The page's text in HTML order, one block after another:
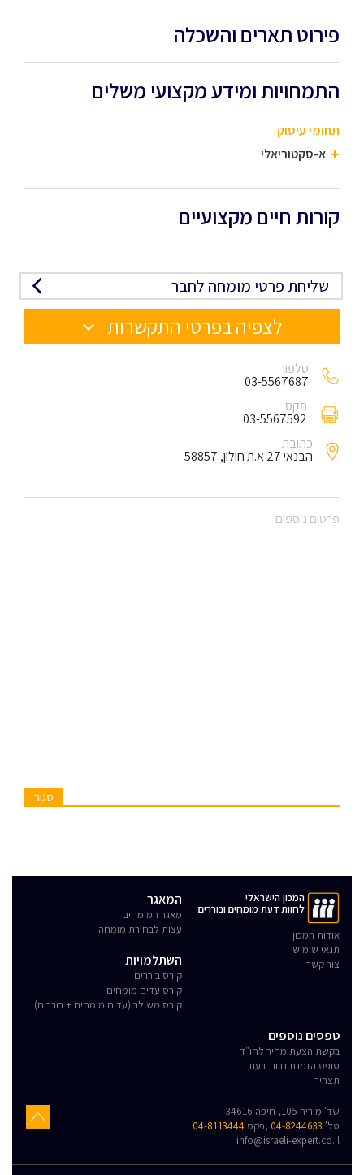
פירוט תארים והשכלה
התמחויות ומידע מקצועי משלים
תחומי עיסוק
א-סקטוריאלי
קורות חיים מקצועיים
שליחת פרטי מומחה לחבר
לצפיה בפרטי התקשרות
טלפון
03-5567687
פקס
03-5567592
כתובת
הבנאי 27 א.ת חולון, 58857
פרטים נוספים
סגור
המכון הישראלי
לחוות דעת מומחים ובוררים
אודות המכון
תנאי שימוש
צור קשר
המאגר
מאגר המומחים
עצות לבחירת מומחה
השתלמויות
קורס בוררים
קורס עדים מומחים
קורס משולב (עדים מומחים + בוררים)
טפסים נוספים
בקשת הצעת מחיר לחו"ד
טופס הזמנת חוות דעת
תצהיר
שד' מוריה 105, חיפה 34616
טל' 04-8244633 ,פקס 04-8113444
info@israeli-expert.co.il